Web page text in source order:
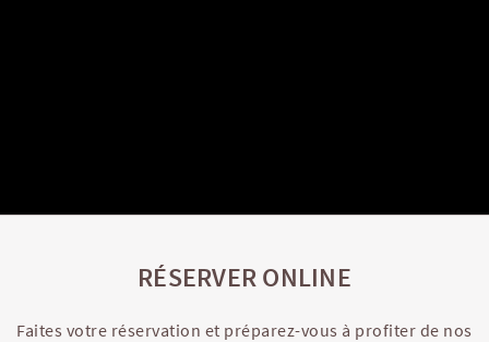
RÉSERVER ONLINE
Faites votre réservation et préparez-vous à profiter de nos